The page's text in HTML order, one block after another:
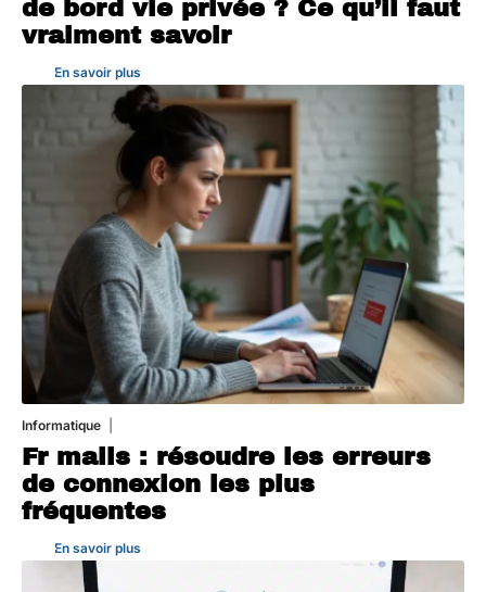
de bord vie privée ? Ce qu’il faut
vraiment savoir
En savoir plus
Informatique
Fr mails : résoudre les erreurs
de connexion les plus
fréquentes
En savoir plus